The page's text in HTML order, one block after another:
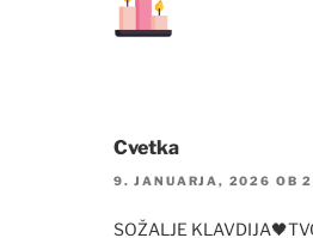
Cvetka
9. JANUARJA, 2026 OB
SOŽALJE